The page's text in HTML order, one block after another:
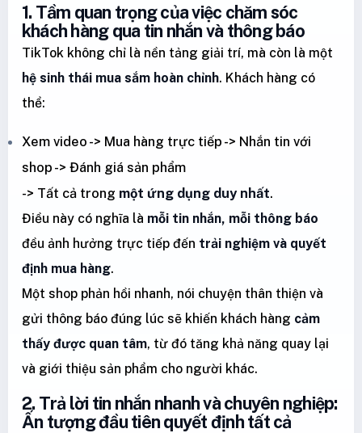
1. Tầm quan trọng của việc chăm sóc
khách hàng qua tin nhắn và thông báo
TikTok không chỉ là nền tảng giải trí, mà còn là một
hệ sinh thái mua sắm hoàn chỉnh. Khách hàng có
thể:
Xem video -> Mua hàng trực tiếp -> Nhắn tin với
shop -> Đánh giá sản phẩm
-> Tất cả trong một ứng dụng duy nhất.
Điều này có nghĩa là mỗi tin nhắn, mỗi thông báo
đều ảnh hưởng trực tiếp đến trải nghiệm và quyết
định mua hàng.
Một shop phản hồi nhanh, nói chuyện thân thiện và
gửi thông báo đúng lúc sẽ khiến khách hàng cảm
thấy được quan tâm, từ đó tăng khả năng quay lại
và giới thiệu sản phẩm cho người khác.
2. Trả lời tin nhắn nhanh và chuyên nghiệp:
Ấn tượng đầu tiên quyết định tất cả